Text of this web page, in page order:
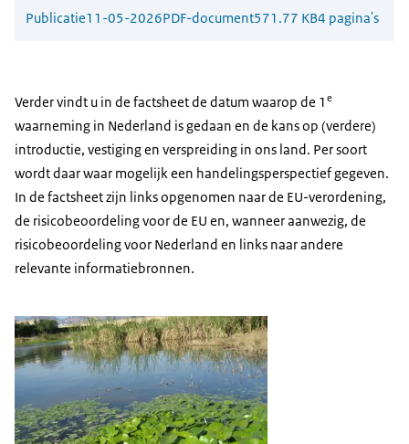
Publicatie11-05-2026PDF-document571.77 KB4 pagina's
Verder vindt u in de factsheet de datum waarop de 1 e
waarneming in Nederland is gedaan en de kans op (verdere)
introductie, vestiging en verspreiding in ons land. Per soort
wordt daar waar mogelijk een handelingsperspectief gegeven.
In de factsheet zijn links opgenomen naar de EU-verordening,
de risicobeoordeling voor de EU en, wanneer aanwezig, de
risicobeoordeling voor Nederland en links naar andere
relevante informatiebronnen.
Open de galerij in vergrote